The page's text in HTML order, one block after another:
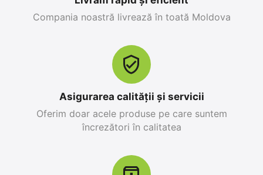
Apple iPhone 17 Pro
MDL
MDL -12%
Apple iPhone 17 Pro
în stoc
28 299 MDL -10%
Compania noastră livrează în toată Moldova
Asigurarea calității și servicii
Oferim doar acele produse pe care suntem
încrezători în calitatea